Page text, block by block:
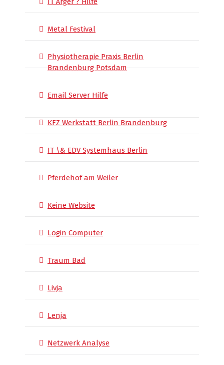
Metal Festival
Physiotherapie Praxis Berlin
Brandenburg Potsdam
Email Server Hilfe
KFZ Werkstatt Berlin Brandenburg
IT \& EDV Systemhaus Berlin
Pferdehof am Weiler
Keine Website
Login Computer
Traum Bad
Livja
Lenja
Netzwerk Analyse